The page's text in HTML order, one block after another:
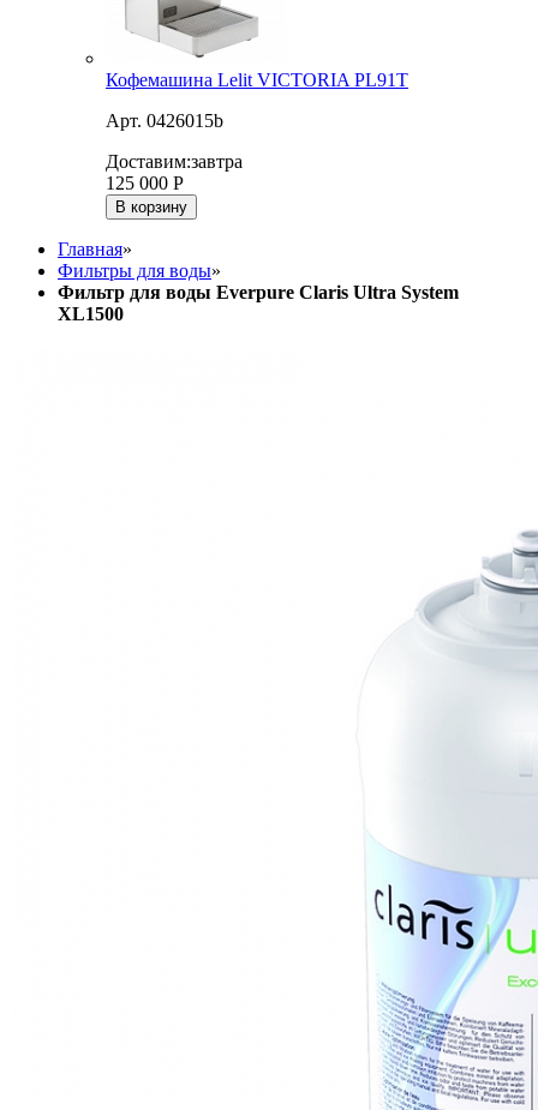
Кофемашина Lelit VICTORIA PL91T
Арт. 0426015b
Доставим:завтра
125 000 Р
В корзину
Главная»
Фильтры для воды»
Фильтр для воды Everpure Claris Ultra System
XL1500